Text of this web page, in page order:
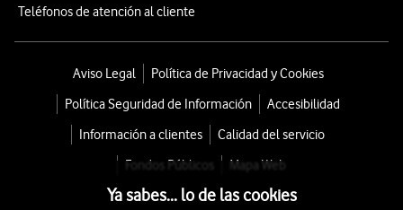
Teléfonos de atención al cliente
Aviso Legal
Política de Privacidad y Cookies
Política Seguridad de Información
Accesibilidad
Información a clientes
Calidad del servicio
Fondos Públicos
Mapa Web
Ya sabes... lo de las cookies